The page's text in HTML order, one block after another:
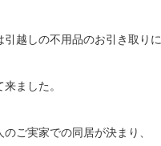
引越しの不用品のお引き取りに
ました。
のご実家での同居が決まり、